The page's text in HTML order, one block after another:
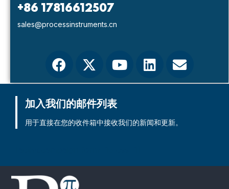
+86 17816612507
sales@processinstruments.cn
加入我们的邮件列表
用于直接在您的收件箱中接收我们的新闻和更新。